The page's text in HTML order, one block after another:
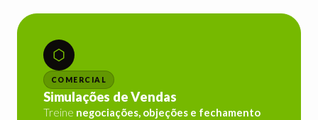
COMERCIAL
Simulações de Vendas
Treine negociações, objeções e fechamento